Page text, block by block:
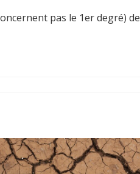
pas le 1er degré) de